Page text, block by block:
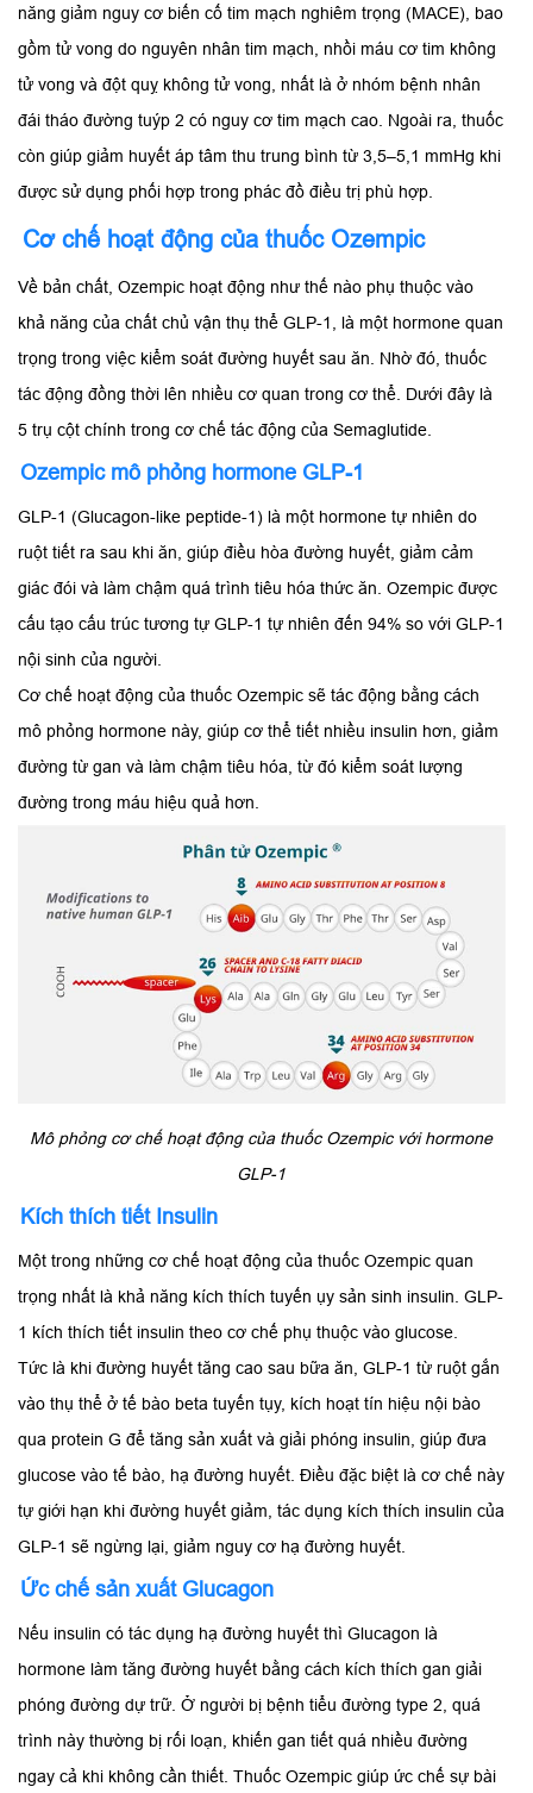
năng giảm nguy cơ biến cố tim mạch nghiêm trọng (MACE), bao
gồm tử vong do nguyên nhân tim mạch, nhồi máu cơ tim không
tử vong và đột quỵ không tử vong, nhất là ở nhóm bệnh nhân
đái tháo đường tuýp 2 có nguy cơ tim mạch cao. Ngoài ra, thuốc
còn giúp giảm huyết áp tâm thu trung bình từ 3,5–5,1 mmHg khi
được sử dụng phối hợp trong phác đồ điều trị phù hợp.
Cơ chế hoạt động của thuốc Ozempic
Về bản chất, Ozempic hoạt động như thế nào phụ thuộc vào
khả năng của chất chủ vận thụ thể GLP-1, là một hormone quan
trọng trong việc kiểm soát đường huyết sau ăn. Nhờ đó, thuốc
tác động đồng thời lên nhiều cơ quan trong cơ thể. Dưới đây là
5 trụ cột chính trong cơ chế tác động của Semaglutide.
Ozempic mô phỏng hormone GLP-1
GLP-1 (Glucagon-like peptide-1) là một hormone tự nhiên do
ruột tiết ra sau khi ăn, giúp điều hòa đường huyết, giảm cảm
giác đói và làm chậm quá trình tiêu hóa thức ăn. Ozempic được
cấu tạo cấu trúc tương tự GLP-1 tự nhiên đến 94% so với GLP-1
nội sinh của người.
Cơ chế hoạt động của thuốc Ozempic sẽ tác động bằng cách
mô phỏng hormone này, giúp cơ thể tiết nhiều insulin hơn, giảm
đường từ gan và làm chậm tiêu hóa, từ đó kiểm soát lượng
đường trong máu hiệu quả hơn.
Mô phỏng cơ chế hoạt động của thuốc Ozempic với hormone
GLP-1
Kích thích tiết Insulin
Một trong những cơ chế hoạt động của thuốc Ozempic quan
trọng nhất là khả năng kích thích tuyến ụy sản sinh insulin. GLP-
1 kích thích tiết insulin theo cơ chế phụ thuộc vào glucose.
Tức là khi đường huyết tăng cao sau bữa ăn, GLP-1 từ ruột gắn
vào thụ thể ở tế bào beta tuyến tụy, kích hoạt tín hiệu nội bào
qua protein G để tăng sản xuất và giải phóng insulin, giúp đưa
glucose vào tế bào, hạ đường huyết. Điều đặc biệt là cơ chế này
tự giới hạn khi đường huyết giảm, tác dụng kích thích insulin của
GLP-1 sẽ ngừng lại, giảm nguy cơ hạ đường huyết.
Ức chế sản xuất Glucagon
Nếu insulin có tác dụng hạ đường huyết thì Glucagon là
hormone làm tăng đường huyết bằng cách kích thích gan giải
phóng đường dự trữ. Ở người bị bệnh tiểu đường type 2, quá
trình này thường bị rối loạn, khiến gan tiết quá nhiều đường
ngay cả khi không cần thiết. Thuốc Ozempic giúp ức chế sự bài